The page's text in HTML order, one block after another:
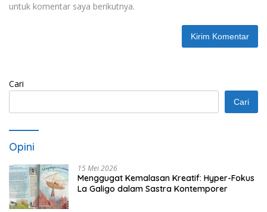
untuk komentar saya berikutnya.
Cari
Cari
Opini
15 Mei 2026
Menggugat Kemalasan Kreatif: Hyper-Fokus
La Galigo dalam Sastra Kontemporer